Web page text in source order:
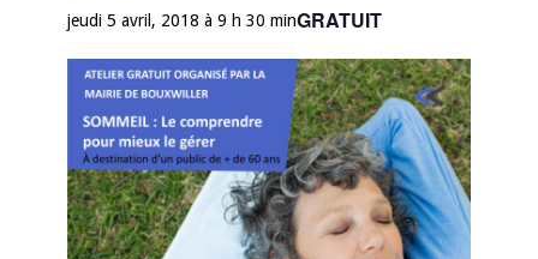
jeudi 5 avril, 2018 à 9 h 30 minGRATUIT